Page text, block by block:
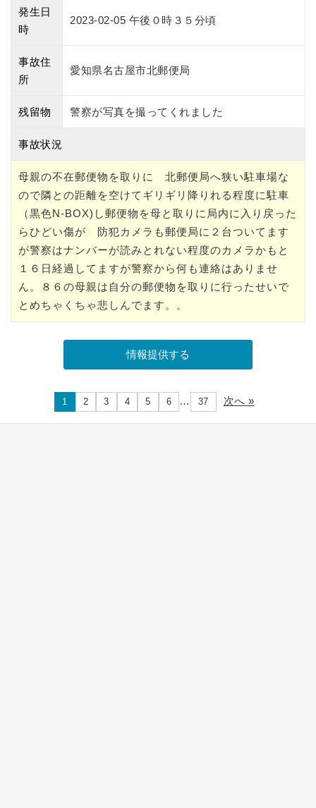
発生日
時
2023-02-05 午後０時３５分頃
事故住
所
愛知県名古屋市北郵便局
残留物 警察が写真を撮ってくれました
事故状況
母親の不在郵便物を取りに 北郵便局へ狭い駐車場な
ので隣との距離を空けてギリギリ降りれる程度に駐車
（黒色N-BOX)し郵便物を母と取りに局内に入り戻った
らひどい傷が 防犯カメラも郵便局に２台ついてます
が警察はナンバーが読みとれない程度のカメラかもと
１６日経過してますが警察から何も連絡はありませ
ん。８６の母親は自分の郵便物を取りに行ったせいで
とめちゃくちゃ悲しんでます。。
1 2 3 4 5 6 … 37 次へ »